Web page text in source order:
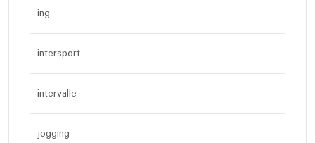
ing
intersport
intervalle
jogging